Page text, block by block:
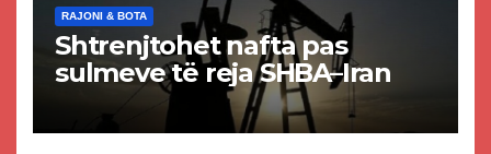
RAJONI & BOTA
Shtrenjtohet nafta pas
sulmeve të reja SHBA–Iran